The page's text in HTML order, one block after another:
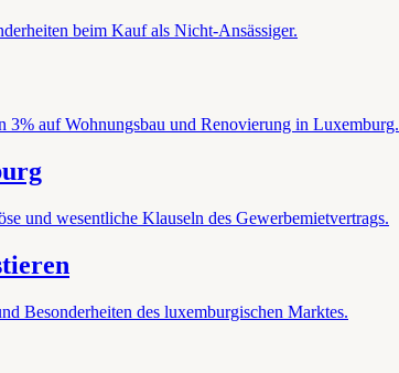
beim Kauf als Nicht-Ansässiger.
3% auf Wohnungsbau und Renovierung in Luxemburg.
und wesentliche Klauseln des Gewerbemietvertrags.
Besonderheiten des luxemburgischen Marktes.